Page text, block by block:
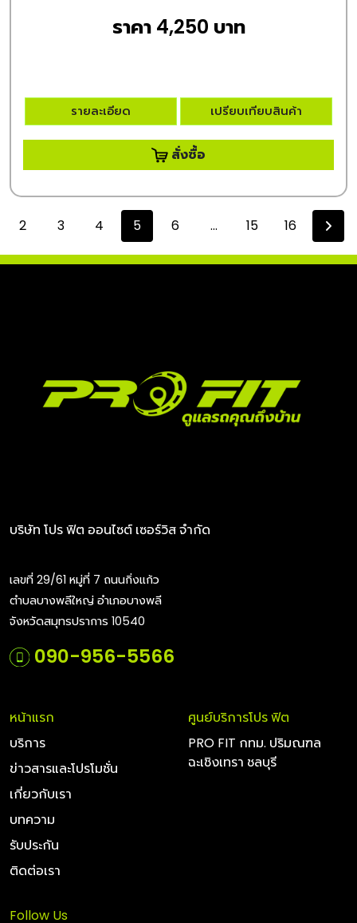
ราคา 4,250 บาท
รายละเอียด เปรียบเทียบสินค้า
สั่งซื้อ
2 3 4 5 6 ... 15 16
บริษัท โปร ฟิต ออนไซต์ เซอร์วิส จำกัด
เลขที่ 29/61 หมู่ที่ 7 ถนนกิ่งแก้ว
ตำบลบางพลีใหญ่ อำเภอบางพลี
จังหวัดสมุทรปราการ 10540
090-956-5566
หน้าแรก
บริการ
ข่าวสารและโปรโมชั่น
เกี่ยวกับเรา
บทความ
รับประกัน
ติดต่อเรา
ศูนย์บริการโปร ฟิต
PRO FIT กทม. ปริมณฑล
ฉะเชิงเทรา ชลบุรี
Follow Us